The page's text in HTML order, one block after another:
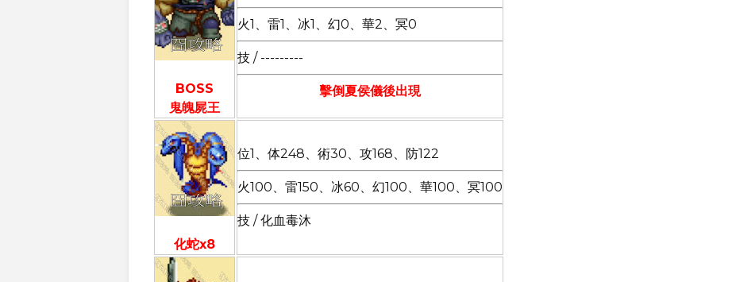
BOSS
鬼魄屍王
火1、雷1、冰1、幻0、華2、冥0
技 / ---------
擊倒夏侯儀後出現
化蛇x8
位1、体248、術30、攻168、防122
火100、雷150、冰60、幻100、華100、冥100
技 / 化血毒沐